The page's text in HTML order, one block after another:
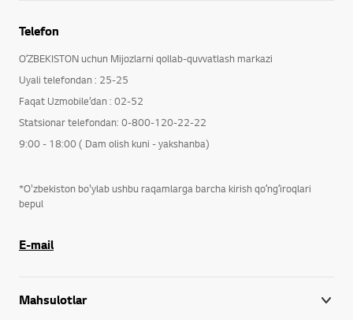
Telefon
OʻZBEKISTON uchun Mijozlarni qollab-quvvatlash markazi
Uyali telefondan : 25-25
Faqat Uzmobile’dan : 02-52
Statsionar telefondan: 0-800-120-22-22
9:00 - 18:00 ( Dam olish kuni - yakshanba)
*O'zbekiston bo'ylab ushbu raqamlarga barcha kirish qoʻngʻiroqlari
bepul
E-mail
Mahsulotlar